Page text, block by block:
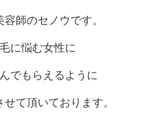
師のセノウです。
に悩む女性に
でもらえるように
て頂いております。